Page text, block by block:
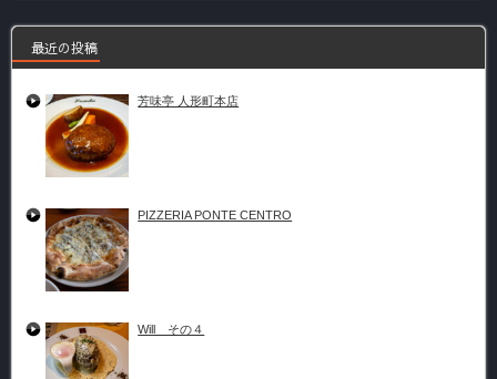
最近の投稿
芳味亭 人形町本店
PIZZERIA PONTE CENTRO
Will その４